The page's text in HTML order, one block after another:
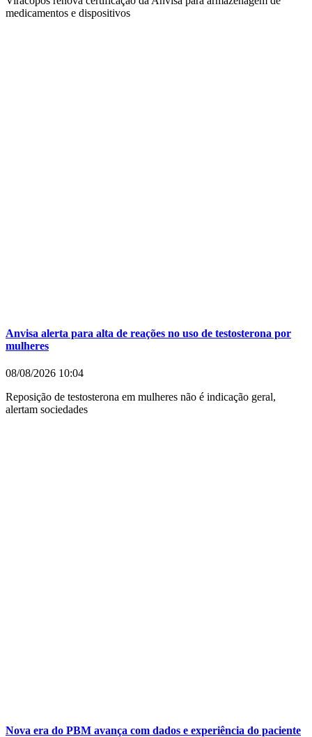
medicamentos e dispositivos
Anvisa alerta para alta de reações no uso de testosterona por
mulheres
08/08/2026 10:04
Reposição de testosterona em mulheres não é indicação geral,
alertam sociedades
Nova era do PBM avança com dados e experiência do paciente